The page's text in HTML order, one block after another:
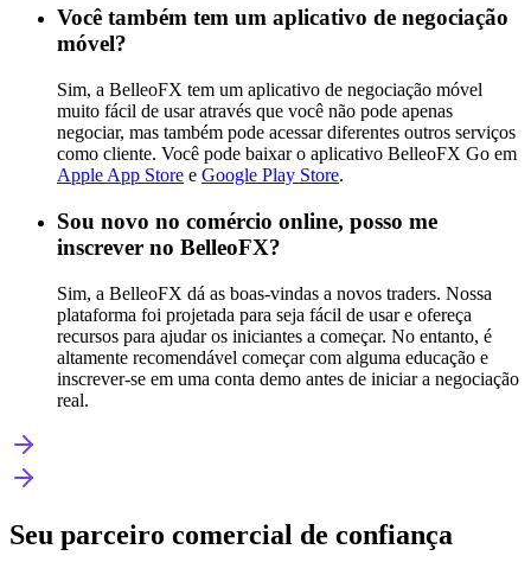
Você também tem um aplicativo de negociação
móvel?
Sim, a BelleoFX tem um aplicativo de negociação móvel
muito fácil de usar através que você não pode apenas
negociar, mas também pode acessar diferentes outros serviços
como cliente. Você pode baixar o aplicativo BelleoFX Go em
Apple App Store e Google Play Store.
Sou novo no comércio online, posso me
inscrever no BelleoFX?
Sim, a BelleoFX dá as boas-vindas a novos traders. Nossa
plataforma foi projetada para seja fácil de usar e ofereça
recursos para ajudar os iniciantes a começar. No entanto, é
altamente recomendável começar com alguma educação e
inscrever-se em uma conta demo antes de iniciar a negociação
real.
Seu parceiro comercial de confiança